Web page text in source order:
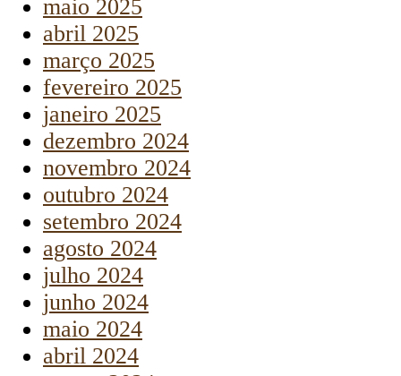
maio 2025
abril 2025
março 2025
fevereiro 2025
janeiro 2025
dezembro 2024
novembro 2024
outubro 2024
setembro 2024
agosto 2024
julho 2024
junho 2024
maio 2024
abril 2024